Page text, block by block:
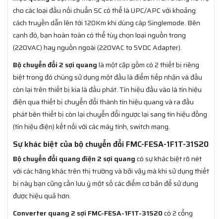
cho các loại đầu nối chuẩn SC có thể là UPC/APC với khoảng
cách truyền dẫn lên tới 120Km khi dùng cáp Singlemode. Bên
cạnh đó, bạn hoàn toàn có thể tùy chọn loại nguồn trong
(220VAC) hay nguồn ngoài (220VAC to 5VDC Adapter).
Bộ chuyển đổi 2 sợi quanglà một cặp gồm có 2 thiết bị riêng
biệt trong đó chúng sử dụng một đầu là điểm tiếp nhận và đầu
còn lại trên thiết bị kia là đầu phát. Tín hiệu đầu vào là tín hiệu
điện qua thiết bị chuyển đổi thành tín hiệu quang và ra đầu
phát bên thiết bị còn lại chuyển đổi ngược lại sang tín hiệu đồng
(tín hiệu điện) kết nối với các máy tính, switch mạng.
Sự khác biệt của bộ chuyển đổi FMC-FESA-1F1T-31S20
Bộ chuyển đổi quang điện 2 sợi quangcó sự khác biệt rõ nét
với các hãng khác trên thị trường và bởi vậy mà khi sử dụng thiết
bị này bạn cũng cần lưu ý một số các điểm cơ bản để sử dụng
được hiệu quả hơn.
Converter quang 2 sợi FMC-FESA-1F1T-31S20có 2 cổng